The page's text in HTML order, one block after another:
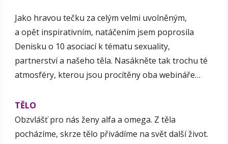
Jako hravou tečku za celým velmi uvolněným,
a opět inspirativním, natáčením jsem poprosila
Denisku o 10 asociací k tématu sexuality,
partnerství a našeho těla. Nasákněte tak trochu té
atmosféry, kterou jsou procítěny oba webináře…
TĚLO
Obzvlášť pro nás ženy alfa a omega. Z těla
pocházíme, skrze tělo přivádíme na svět další život.